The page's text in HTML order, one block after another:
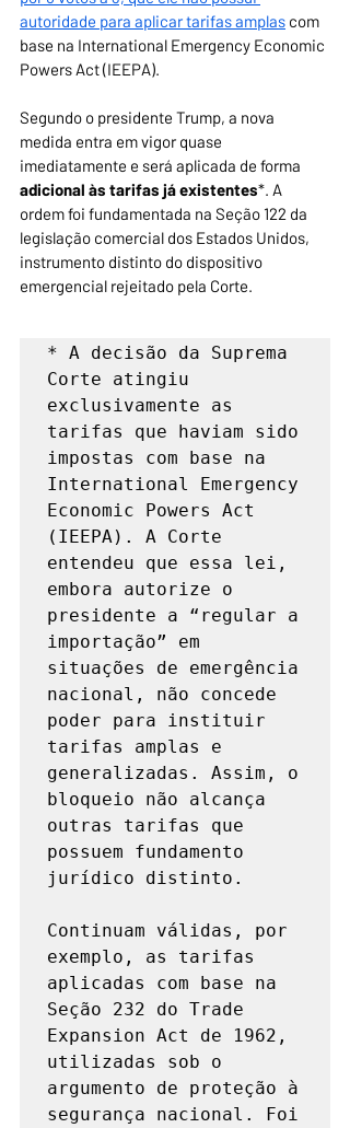
autoridade para aplicar tarifas amplas com
base na International Emergency Economic
Powers Act (IEEPA).
Segundo o presidente Trump, a nova
medida entra em vigor quase
imediatamente e será aplicada de forma
adicional às tarifas já existentes*. A
ordem foi fundamentada na Seção 122 da
legislação comercial dos Estados Unidos,
instrumento distinto do dispositivo
emergencial rejeitado pela Corte.
* A decisão da Suprema
Corte atingiu
exclusivamente as
tarifas que haviam sido
impostas com base na
International Emergency
Economic Powers Act
(IEEPA). A Corte
entendeu que essa lei,
embora autorize o
presidente a “regular a
importação” em
situações de emergência
nacional, não concede
poder para instituir
tarifas amplas e
generalizadas. Assim, o
bloqueio não alcança
outras tarifas que
possuem fundamento
jurídico distinto.
Continuam válidas, por
exemplo, as tarifas
aplicadas com base na
Seção 232 do Trade
Expansion Act de 1962,
utilizadas sob o
argumento de proteção à
segurança nacional. Foi